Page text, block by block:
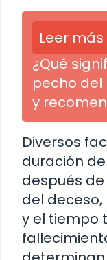
Leer más
¿Qué
pecho del
y
Diversos
duración
después
del
y el tiempo